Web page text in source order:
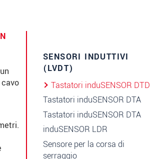
SENSORI INDUTTIVI
(LVDT)
Tastatori induSENSOR DTD
Tastatori induSENSOR DTA
Tastatori induSENSOR DTA
induSENSOR LDR
Sensore per la corsa di
serraggio